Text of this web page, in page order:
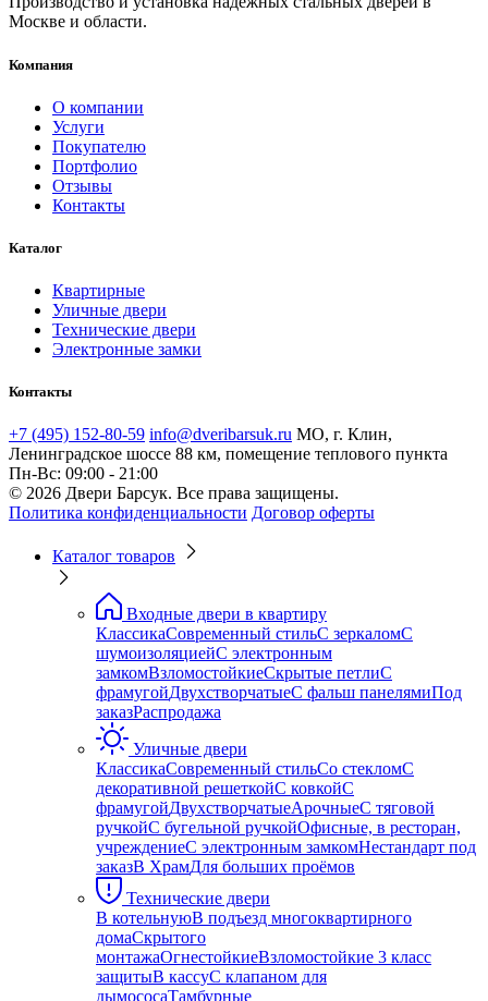
Москве и области.
Компания
О компании
Услуги
Покупателю
Портфолио
Отзывы
Контакты
Каталог
Квартирные
Уличные двери
Технические двери
Электронные замки
Контакты
+7 (495) 152-80-59 info@dveribarsuk.ru МО, г. Клин,
Ленинградское шоссе 88 км, помещение теплового пункта
Пн-Вс: 09:00 - 21:00
© 2026 Двери Барсук. Все права защищены.
Политика конфиденциальности Договор оферты
Каталог товаров
Входные двери в квартиру
КлассикаСовременный стильС зеркаломС
шумоизоляциейС электронным
замкомВзломостойкиеСкрытые петлиС
фрамугойДвухстворчатыеС фальш панелямиПод
заказРаспродажа
Уличные двери
КлассикаСовременный стильСо стекломС
декоративной решеткойС ковкойС
фрамугойДвухстворчатыеАрочныеС тяговой
ручкойС бугельной ручкойОфисные, в ресторан,
учреждениеС электронным замкомНестандарт под
заказВ ХрамДля больших проёмов
Технические двери
В котельнуюВ подъезд многоквартирного
домаСкрытого
монтажаОгнестойкиеВзломостойкие 3 класс
защитыВ кассуС клапаном для
дымососаТамбурные